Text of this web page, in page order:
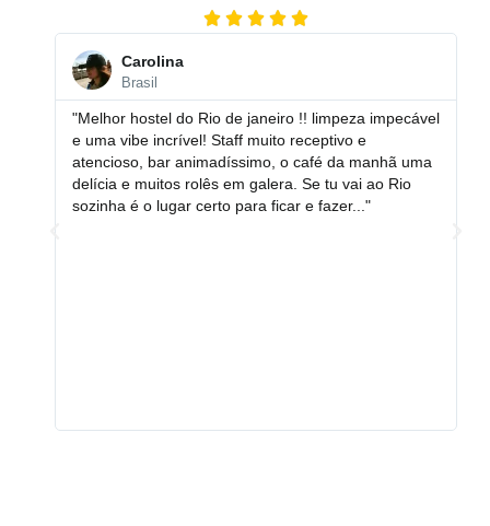
    
Carolina
Brasil
"Melhor hostel do Rio de janeiro !! limpeza impecável
e uma vibe incrível! Staff muito receptivo e
atencioso, bar animadíssimo, o café da manhã uma
delícia e muitos rolês em galera. Se tu vai ao Rio
sozinha é o lugar certo para ficar e fazer..."